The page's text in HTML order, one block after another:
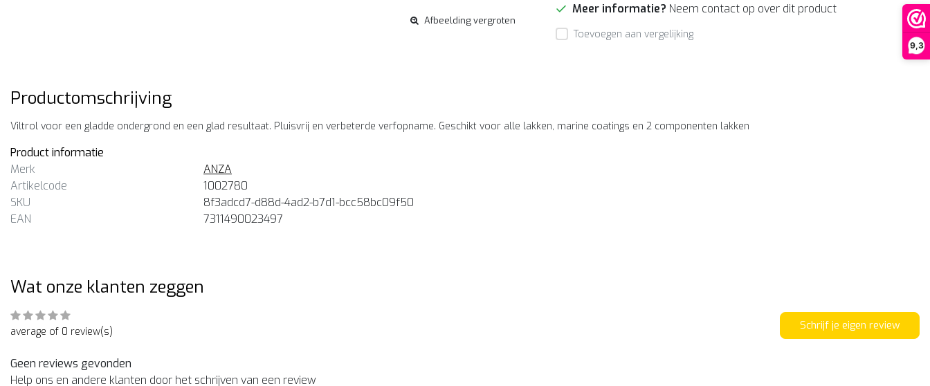
9,3
Afbeelding vergroten
Meer informatie? Neem contact op over dit product
Toevoegen aan vergelijking
Productomschrijving
Viltrol voor een gladde ondergrond en een glad resultaat. Pluisvrij en verbeterde verfopname. Geschikt voor alle lakken, marine coatings en 2 componenten lakken
Product informatie
Merk
ANZA
Artikelcode
1002780
SKU
8f3adcd7-d88d-4ad2-b7d1-bcc58bc09f50
EAN
7311490023497
Wat onze klanten zeggen
average of 0 review(s) Schrijf je eigen review
Geen reviews gevonden
Help ons en andere klanten door het schrijven van een review